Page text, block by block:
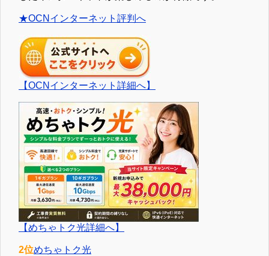
★OCNインターネット評判へ
【OCNインターネット詳細へ】
【めちゃトク光詳細へ】
2位めちゃトク光